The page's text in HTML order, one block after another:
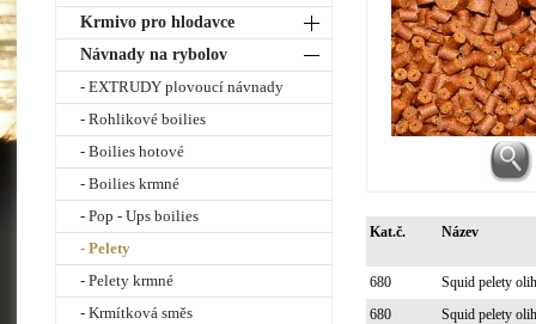
Krmivo pro hlodavce
Návnady na rybolov
- EXTRUDY plovoucí návnady
- Rohlikové boilies
- Boilies hotové
- Boilies krmné
- Pop - Ups boilies
- Pelety
- Pelety krmné
- Krmítková směs
Kat.č. Název
680
Squid pelety
680
Squid pelety